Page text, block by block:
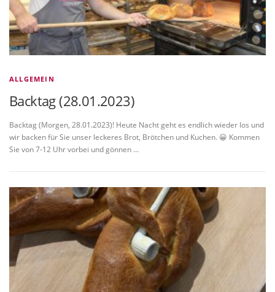
ALLGEMEIN
Backtag (28.01.2023)
Backtag (Morgen, 28.01.2023)! Heute Nacht geht es endlich wieder los und
wir backen für Sie unser leckeres Brot, Brötchen und Kuchen. 😀 Kommen
Sie von 7-12 Uhr vorbei und gönnen …